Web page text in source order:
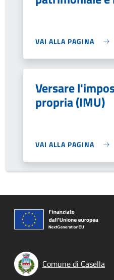
VAI ALLA PAGINA
Versare
propria (IMU)
VAI ALLA PAGINA
Comune di Casella